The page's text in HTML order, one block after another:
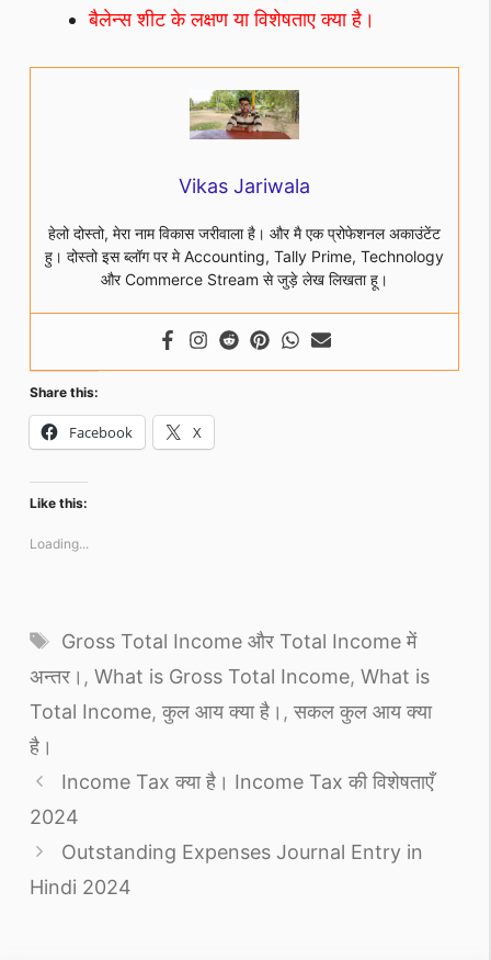
बैलेन्स शीट के लक्षण या विशेषताए क्या है।
Vikas Jariwala
हेलो दोस्तो, मेरा नाम विकास जरीवाला है। और मै एक प्रोफेशनल अकाउंटेंट
हु। दोस्तो इस ब्लॉग पर मे Accounting, Tally Prime, Technology
और Commerce Stream से जुड़े लेख लिखता हू।
Share this:
Facebook X
Like this:
Loading...
Tags
Gross Total Income और Total Income में
अन्तर। , What is Gross Total Income, What is
Total Income,कुल आय क्या है। ,सकल कुल आय क्या
है।
Income Tax क्या है। Income Tax की विशेषताएँ
2024
Outstanding Expenses Journal Entry in
Hindi 2024